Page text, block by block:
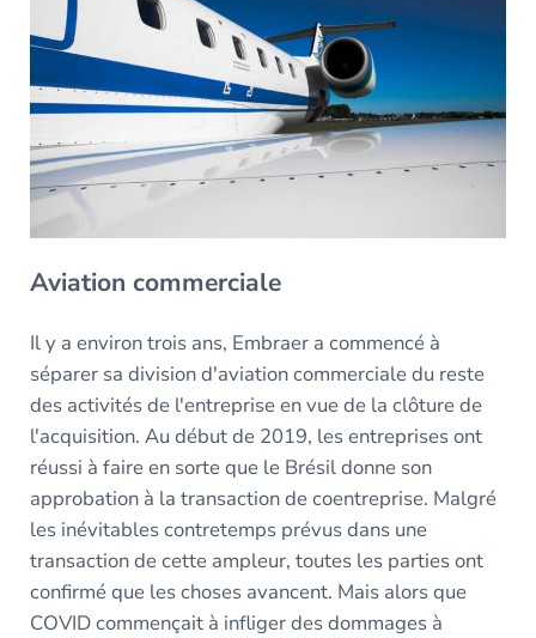
Aviation commerciale
Il y a environ trois ans, Embraer a commencé à
séparer sa division d'aviation commerciale du reste
des activités de l'entreprise en vue de la clôture de
l'acquisition. Au début de 2019, les entreprises ont
réussi à faire en sorte que le Brésil donne son
approbation à la transaction de coentreprise. Malgré
les inévitables contretemps prévus dans une
transaction de cette ampleur, toutes les parties ont
confirmé que les choses avancent. Mais alors que
COVID commençait à infliger des dommages à